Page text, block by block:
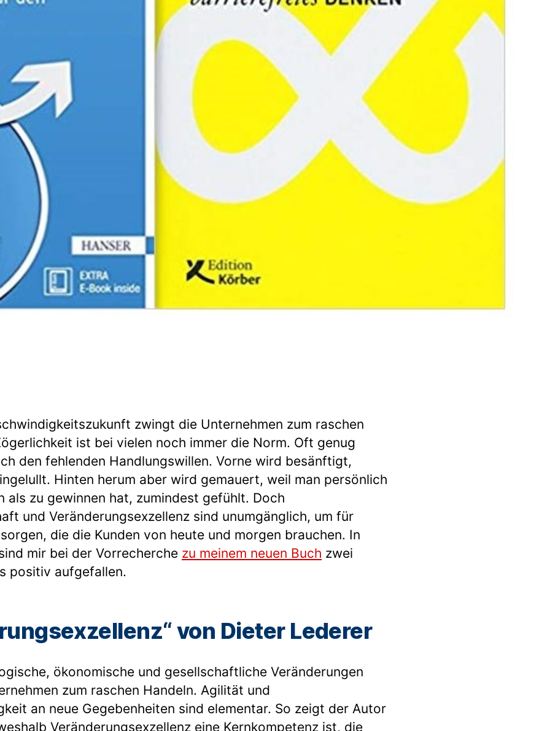
zwingt die Unternehmen zum raschen
ist bei vielen noch immer die Norm. Oft genug
den fehlenden Handlungswillen. Vorne wird besänftigt,
Hinten herum aber wird gemauert, weil man persönlich
als zu gewinnen hat, zumindest gefühlt. Doch
und Veränderungsexzellenz sind unumgänglich, um für
die die Kunden von heute und morgen brauchen. In
mir bei der Vorrecherche zu meinem neuen Buch zwei
positiv aufgefallen.
von Dieter Lederer
ökonomische und gesellschaftliche Veränderungen
zum raschen Handeln. Agilität und
an neue Gegebenheiten sind elementar. So zeigt der Autor
Veränderungsexzellenz eine Kernkompetenz ist, die